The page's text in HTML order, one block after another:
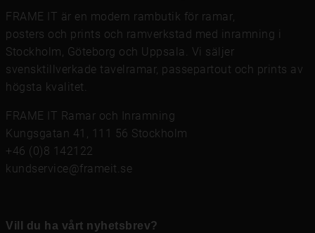
FRAME IT är en modern rambutik för ramar
posters och prints och ramverkstad med inramning i
Stockholm, Göteborg och Uppsala. Vi säljer
svensktillverkade tavelramar, passepartout och prints av
högsta kvalitet.
FRAME IT Ramar och Inramning
Kungsgatan 41, 111 56 Stockholm
+46 (0)8 142122
kundservice@frameit.se
Vill du ha vårt nyhetsbrev?